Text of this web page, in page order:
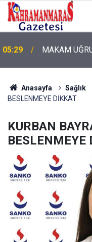
05:11 Bugün Dosta
Anasayfa Sağlık
BESLENMEYE DİKKAT
KURBAN
BESLENMEYE